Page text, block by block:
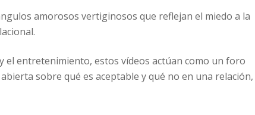
amorosos vertiginosos que reflejan el miedo a la
el entretenimiento, estos vídeos actúan como un foro
sobre qué es aceptable y qué no en una relación,